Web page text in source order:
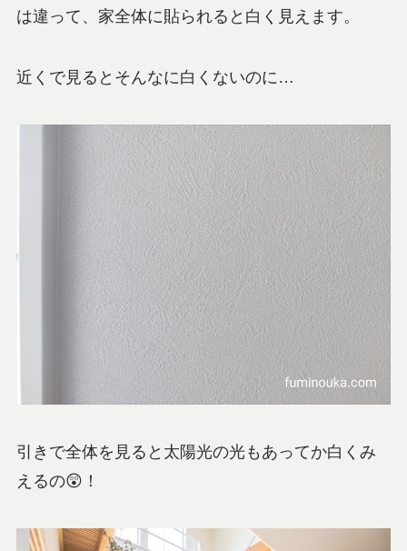
は違って、家全体に貼られると白く見えます。
近くで見るとそんなに白くないのに…
引きで全体を見ると太陽光の光もあってか白くみ
えるの😲！